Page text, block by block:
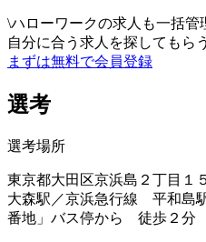
\ハローワークの求人も一括管
自分に合う求人を探してもらう
まずは無料で会員登録
選考
選考場所
東京都大田区京浜島２丁
大森駅／京浜急行線 平和
番地」バス停から 徒歩２分